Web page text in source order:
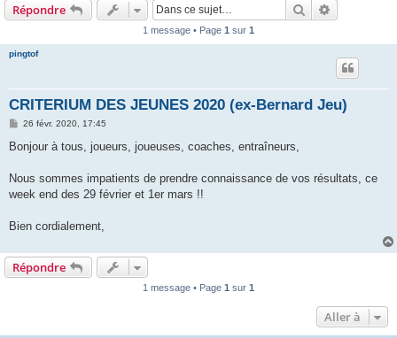
Répondre Rechercher
1 message • Page 1 sur 1
pingtof
CRITERIUM DES JEUNES 2020 (ex-Bernard Jeu)
M
s
g
26 févr. 2020, 17:45
Bonjour à tous, joueurs, joueuses, coaches, entraîneurs,
Nous sommes impatients de prendre connaissance de vos résultats, ce
week end des 29 février et 1er mars !!
Bien cordialement,
Répondre
1 message • Page 1 sur 1
Aller à